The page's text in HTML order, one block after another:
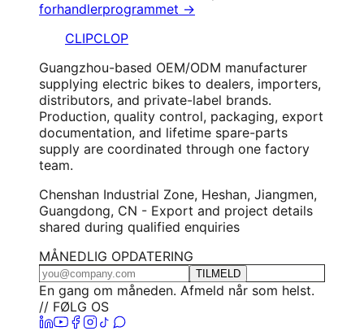
forhandlerprogrammet →
CLIPCLOP
Guangzhou-based OEM/ODM manufacturer
supplying electric bikes to dealers, importers,
distributors, and private-label brands.
Production, quality control, packaging, export
documentation, and lifetime spare-parts
supply are coordinated through one factory
team.
Chenshan Industrial Zone, Heshan, Jiangmen,
Guangdong, CN - Export and project details
shared during qualified enquiries
MÅNEDLIG OPDATERING
TILMELD
En gang om måneden. Afmeld når som helst.
// FØLG OS